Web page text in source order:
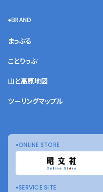
BRAND
まっぷる
ことりっぷ
山と高原地図
ツーリングマップル
ONLINE STORE
SERVICE SITE